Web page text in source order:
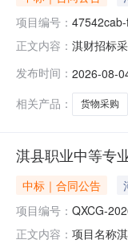
项目编号：
正文内容： 淇财招标
间2026-
发布时间： 2026-08-
相关产品：
货物采购
淇县职业中等专
中标｜合同公告
项目编号： QXCG-
正文内容： 项目名称